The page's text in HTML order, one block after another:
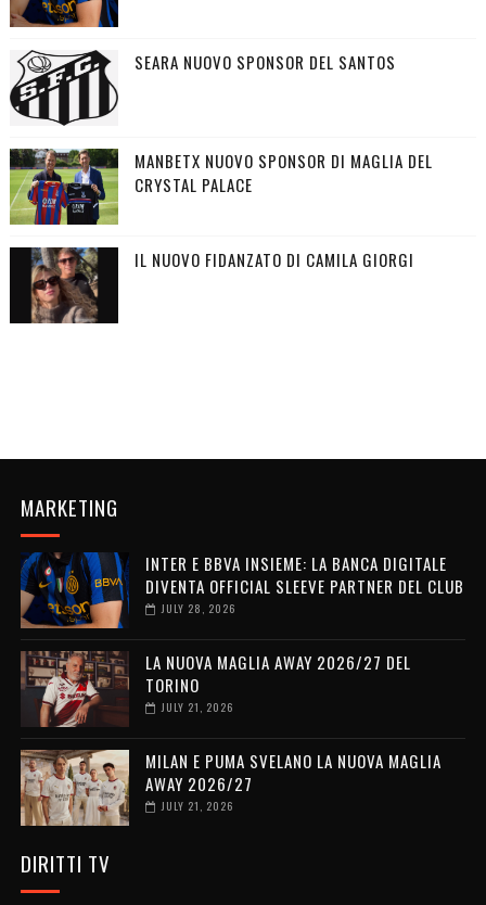
SEARA NUOVO SPONSOR DEL SANTOS
MANBETX NUOVO SPONSOR DI MAGLIA DEL
CRYSTAL PALACE
IL NUOVO FIDANZATO DI CAMILA GIORGI
MARKETING
INTER E BBVA INSIEME: LA BANCA DIGITALE
DIVENTA OFFICIAL SLEEVE PARTNER DEL CLUB
JULY 28, 2026
LA NUOVA MAGLIA AWAY 2026/27 DEL
TORINO
JULY 21, 2026
MILAN E PUMA SVELANO LA NUOVA MAGLIA
AWAY 2026/27
JULY 21, 2026
DIRITTI TV